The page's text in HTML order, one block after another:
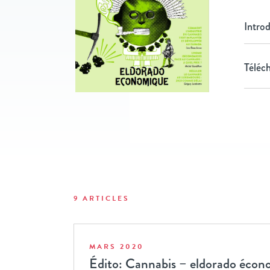
9 ARTICLES
MARS 2020
Édito: Cannabis – eldorado